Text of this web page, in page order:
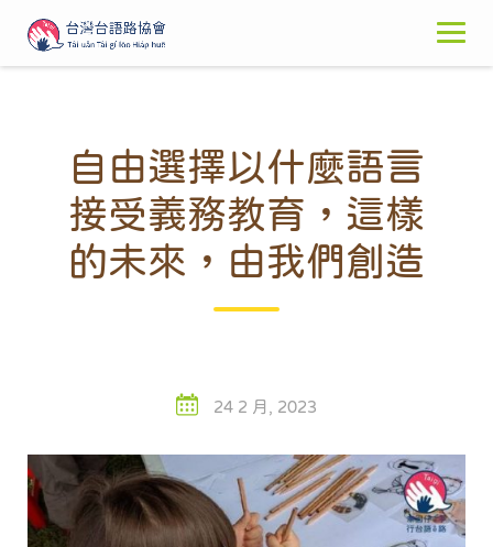
content
自由選擇以什麼語言
接受義務教育，這樣
的未來，由我們創造
24 2 月, 2023